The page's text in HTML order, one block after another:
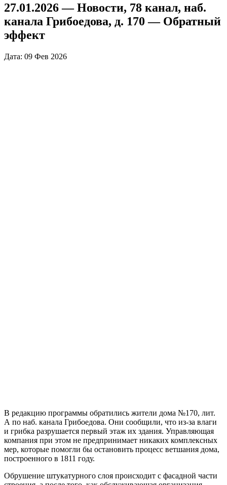
27.01.2026 — Новости, 78 канал, наб.
канала Грибоедова, д. 170 — Обратный
эффект
Дата: 09 Фев 2026
В редакцию программы обратились жители дома №170, лит.
А по наб. канала Грибоедова. Они сообщили, что из-за влаги
и грибка разрушается первый этаж их здания. Управляющая
компания при этом не предпринимает никаких комплексных
мер, которые помогли бы остановить процесс ветшания дома,
построенного в 1811 году.
Обрушение штукатурного слоя происходит с фасадной части